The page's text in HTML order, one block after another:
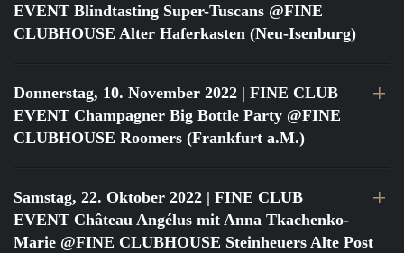
EVENT Blindtasting Super-Tuscans @FINE
CLUBHOUSE Alter Haferkasten (Neu-Isenburg)
Donnerstag, 10. November 2022 | FINE CLUB
EVENT Champagner Big Bottle Party @FINE
CLUBHOUSE Roomers (Frankfurt a.M.)
Samstag, 22. Oktober 2022 | FINE CLUB
EVENT Château Angélus mit Anna Tkachenko-
Marie @FINE CLUBHOUSE Steinheuers Alte Post